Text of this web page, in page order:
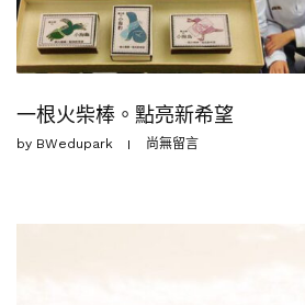
一根火柴棒。點亮新希望
by BWedupark 尚無留言